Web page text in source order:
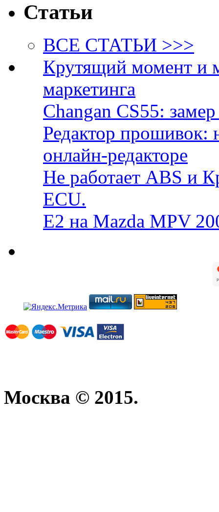
Статьи
ВСЕ СТАТЬИ >>>
Крутящий момент и
маркетинга
Changan CS55:
Редактор прошивок:
онлайн-редакторе
Не работает ABS и
ECU.
E2 на Mazda MPV
Москва © 2015.